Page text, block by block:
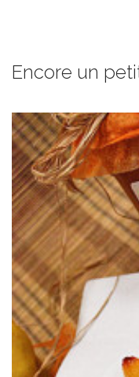
Encore un
TARTE AUX
CONFITURE
Une délicieuse